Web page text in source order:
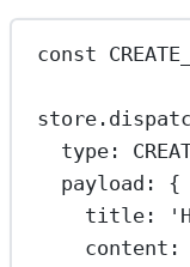
const
store.
type:
payload: {
title:
content: